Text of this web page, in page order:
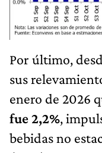
Por último,
sus
enero de 2026
fue 2,2%,
bebidas no